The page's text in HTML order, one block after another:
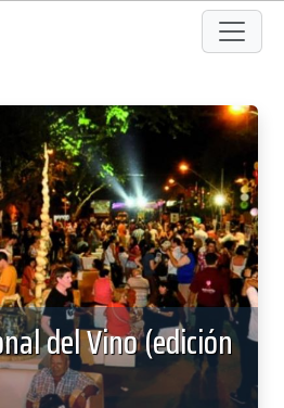
del Vino (edición